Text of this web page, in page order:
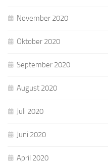
November 2020
Oktober 2020
September 2020
August 2020
Juli 2020
Juni 2020
April 2020